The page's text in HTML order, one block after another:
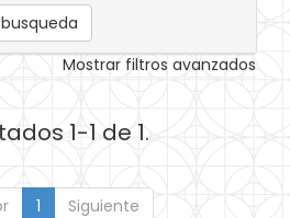
Mostrar filtros avanzados
1-1 de 1.
1 Siguiente